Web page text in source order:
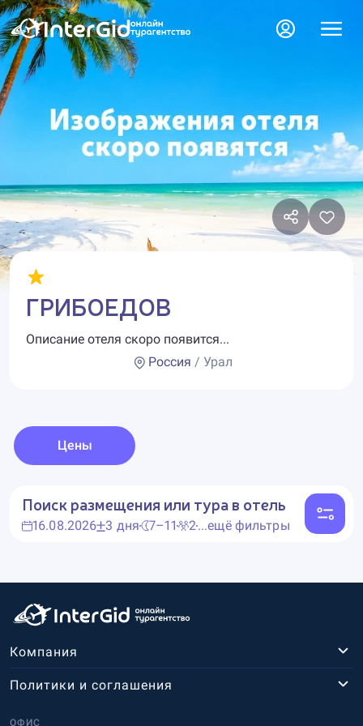
ГРИБОЕДОВ
Описание отеля скоро появится...
Россия / Урал
Цены
Поиск размещения или тура в отель
16.08.2026 3 дня 7–11 2...ещё фильтры
Компания
ОФИС
Политики и соглашения